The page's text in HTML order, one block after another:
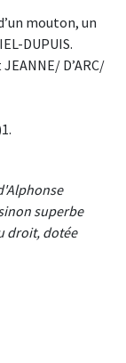
mouton, un
DUPUIS.
D’ARC/
superbe
droit, dotée